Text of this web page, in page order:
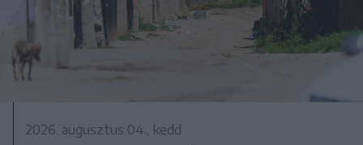
2026. augusztus 04., kedd